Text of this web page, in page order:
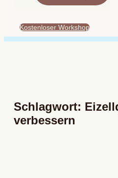
Kostenloser Workshop
Schlagwort:
verbessern